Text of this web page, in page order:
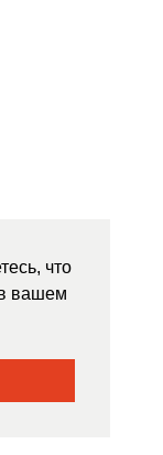
что
вашем